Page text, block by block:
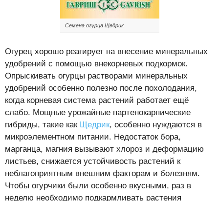
Семена огурца Щедрик
Огурец хорошо реагирует на внесение минеральных
удобрений с помощью внекорневых подкормок.
Опрыскивать огурцы растворами минеральных
удобрений особенно полезно после похолодания,
когда корневая система растений работает ещё
слабо. Мощные урожайные партенокарпические
гибриды, такие как Щедрик, особенно нуждаются в
микроэлементном питании. Недостаток бора,
марганца, магния вызывают хлороз и деформацию
листьев, снижается устойчивость растений к
неблагоприятным внешним факторам и болезням.
Чтобы огурчики были особенно вкусными, раз в
неделю необходимо подкармливать растения